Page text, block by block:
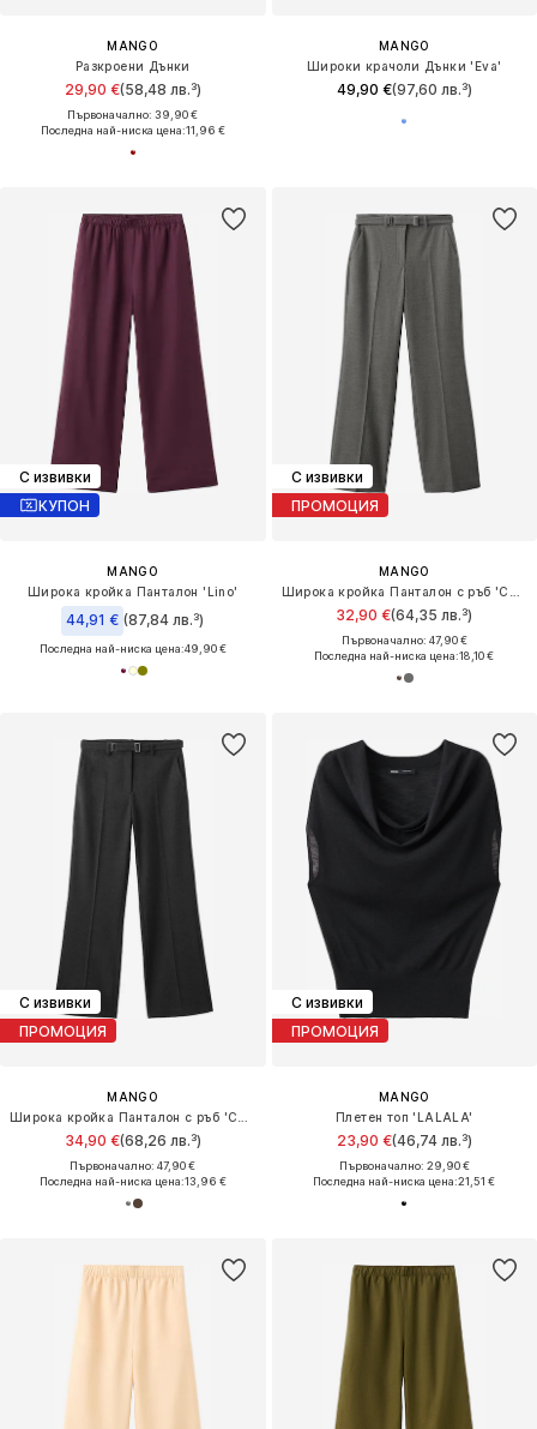
MANGO
Разкроени Дънки
29,90 €(58,48 лв.³)
Първоначално: 39,90 €
Последна най-ниска цена:11,96 €
MANGO
Широки крачоли Дънки 'Eva'
49,90 €(97,60 лв.³)
С извивки
КУПОН
MANGO
Широка кройка Панталон 'Lino'
44,91 € (87,84 лв.³)
Последна най-ниска цена:49,90 €
С извивки
ПРОМОЦИЯ
MANGO
32,90 €(64,35 лв.³)
Първоначално: 47,90 €
Последна най-ниска цена:18,10 €
С извивки
ПРОМОЦИЯ
MANGO
34,90 €(68,26 лв.³)
Първоначално: 47,90 €
Последна най-ниска цена:13,96 €
С извивки
ПРОМОЦИЯ
MANGO
Плетен топ 'LALALA'
23,90 €(46,74 лв.³)
Първоначално: 29,90 €
Последна най-ниска цена:21,51 €